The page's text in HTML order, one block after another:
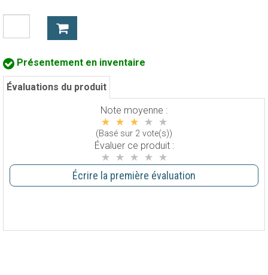
Présentement en inventaire
Évaluations du produit
Note moyenne :
(Basé sur 2 vote(s))
Évaluer ce produit :
Écrire la première évaluation